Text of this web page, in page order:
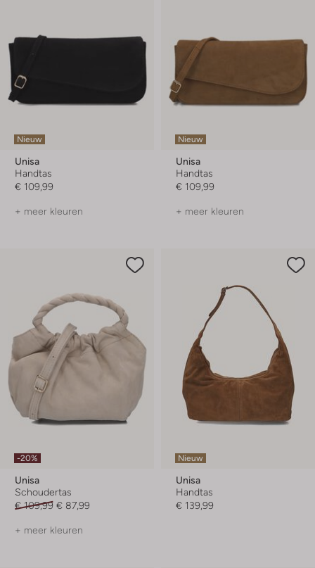
Nieuw
Unisa
Handtas
€ 109,99
+ meer kleuren
Nieuw
Unisa
Handtas
€ 109,99
+ meer kleuren
-20%
Unisa
Schoudertas
€ 109,99 € 87,99
+ meer kleuren
Nieuw
Unisa
Handtas
€ 139,99